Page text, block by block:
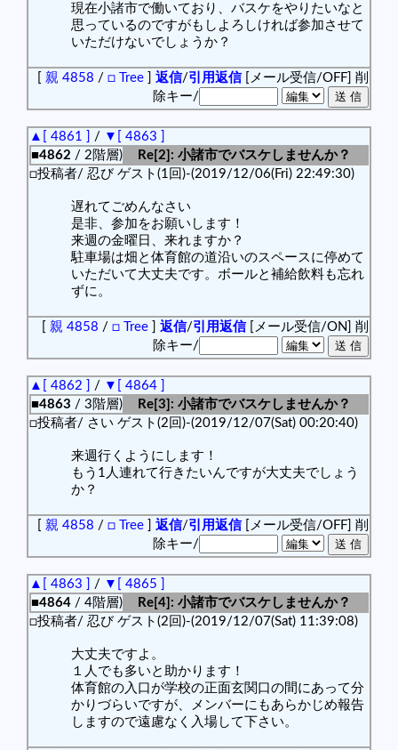
現在小諸市で働いており、バスケをやりたいなと
思っているのですがもしよろしければ参加させて
いただけないでしょうか？
親 4858 / □ Tree 返信/引用返信[メール受信/OFF] 削
除キー/
▲[ 4861 ] / ▼[ 4863 ]
■4862 / 2階層)
Re[2]: 小諸市でバスケしませんか？
□投稿者/ 忍び ゲスト(1回)-(2019/12/06(Fri) 22:49:30)
遅れてごめんなさい
是非、参加をお願いします！
来週の金曜日、来れますか？
駐車場は畑と体育館の道沿いのスペースに停めて
いただいて大丈夫です。ボールと補給飲料も忘れ
ずに。
親 4858 / □ Tree 返信/引用返信[メール受信/ON] 削
除キー/
▲[ 4862 ] / ▼[ 4864 ]
■4863 / 3階層)
Re[3]: 小諸市でバスケしませんか？
□投稿者/ さい ゲスト(2回)-(2019/12/07(Sat) 00:20:40)
来週行くようにします！
もう1人連れて行きたいんですが大丈夫でしょう
か？
親 4858 / □ Tree 返信/引用返信[メール受信/OFF] 削
除キー/
▲[ 4863 ] / ▼[ 4865 ]
■4864 / 4階層)
Re[4]: 小諸市でバスケしませんか？
□投稿者/ 忍び ゲスト(2回)-(2019/12/07(Sat) 11:39:08)
大丈夫ですよ。
１人でも多いと助かります！
体育館の入口が学校の正面玄関口の間にあって分
かりづらいですが、メンバーにもあらかじめ報告
しますので遠慮なく入場して下さい。